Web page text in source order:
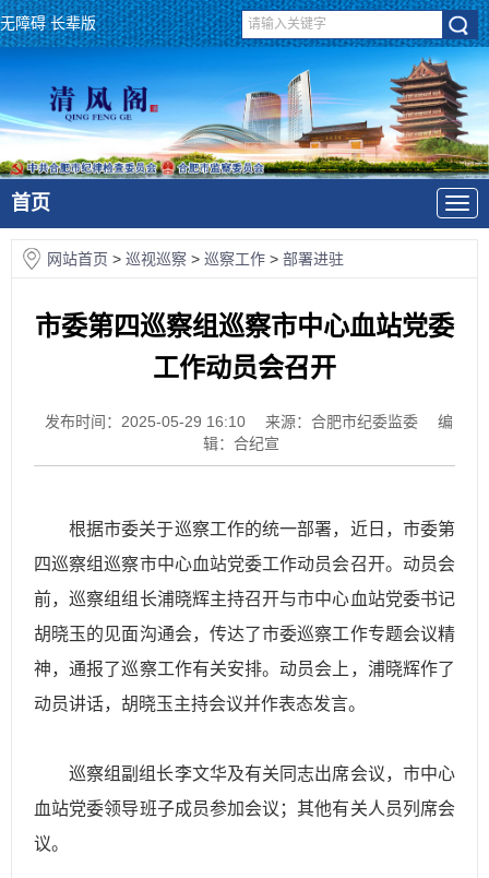
无障碍 长辈版
首页
网站首页 > 巡视巡察 > 巡察工作 > 部署进驻
市委第四巡察组巡察市中心血站党委
工作动员会召开
发布时间：2025-05-29 16:10 来源：合肥市纪委监委
编
辑：合纪宣
根据市委关于巡察工作的统一部署，近日，市委第
四巡察组巡察市中心血站党委工作动员会召开。动员会
前，巡察组组长浦晓辉主持召开与市中心血站党委书记
胡晓玉的见面沟通会，传达了市委巡察工作专题会议精
神，通报了巡察工作有关安排。动员会上，浦晓辉作了
动员讲话，胡晓玉主持会议并作表态发言。
巡察组副组长李文华及有关同志出席会议，市中心
血站党委领导班子成员参加会议；其他有关人员列席会
议。